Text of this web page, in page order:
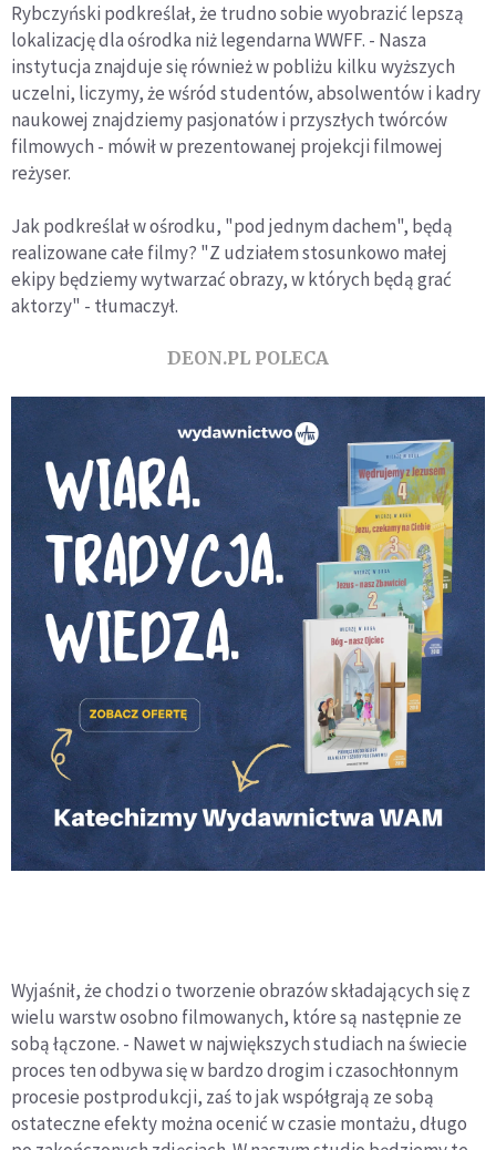
Rybczyński podkreślał, że trudno sobie wyobrazić lepszą
lokalizację dla ośrodka niż legendarna WWFF. - Nasza
instytucja znajduje się również w pobliżu kilku wyższych
uczelni, liczymy, że wśród studentów, absolwentów i kadry
naukowej znajdziemy pasjonatów i przyszłych twórców
filmowych - mówił w prezentowanej projekcji filmowej
reżyser.
Jak podkreślał w ośrodku, "pod jednym dachem", będą
realizowane całe filmy? "Z udziałem stosunkowo małej
ekipy będziemy wytwarzać obrazy, w których będą grać
aktorzy" - tłumaczył.
DEON.PL POLECA
Wyjaśnił, że chodzi o tworzenie obrazów składających się z
wielu warstw osobno filmowanych, które są następnie ze
sobą łączone. - Nawet w największych studiach na świecie
proces ten odbywa się w bardzo drogim i czasochłonnym
procesie postprodukcji, zaś to jak współgrają ze sobą
ostateczne efekty można ocenić w czasie montażu, długo